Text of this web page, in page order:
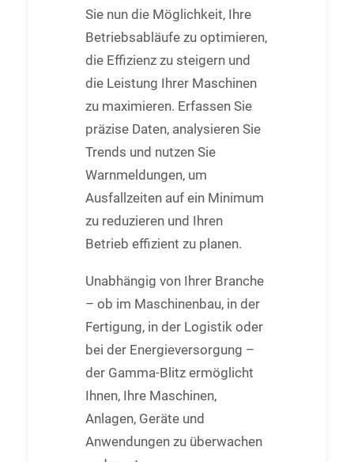
Sie nun die Möglichkeit, Ihre
Betriebsabläufe zu optimieren,
die Effizienz zu steigern und
die Leistung Ihrer Maschinen
zu maximieren. Erfassen Sie
präzise Daten, analysieren Sie
Trends und nutzen Sie
Warnmeldungen, um
Ausfallzeiten auf ein Minimum
zu reduzieren und Ihren
Betrieb effizient zu planen.
Unabhängig von Ihrer Branche
– ob im Maschinenbau, in der
Fertigung, in der Logistik oder
bei der Energieversorgung –
der Gamma-Blitz ermöglicht
Ihnen, Ihre Maschinen,
Anlagen, Geräte und
Anwendungen zu überwachen